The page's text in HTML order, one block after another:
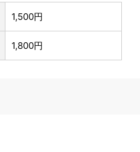
1,500円
1,800円